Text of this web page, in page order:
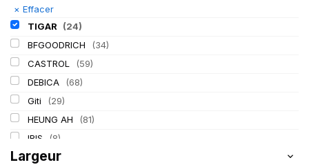
× Effacer
TIGAR
(24)
BFGOODRICH
(34)
CASTROL
(59)
DEBICA
(68)
Giti
(29)
HEUNG AH
(81)
IRIS
(8)
ITALMATIC
Largeur